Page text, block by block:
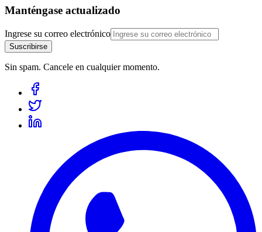
Manténgase actualizado
Ingrese su correo electrónico
Suscribirse
Sin spam. Cancele en cualquier momento.